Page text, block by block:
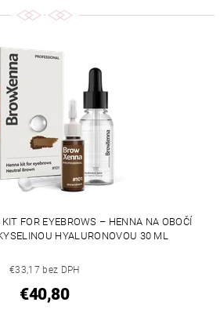
FOR EYEBROWS – HENNA NA OBOČÍ
HYALURONOVOU 30 ML
€33,17 bez DPH
€40,80